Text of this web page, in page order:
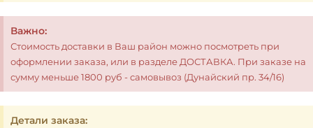
Важно:
Стоимость доставки в Ваш район можно посмотреть при
оформлении заказа, или в разделе ДОСТАВКА. При заказе на
сумму меньше 1800 руб - самовывоз (Дунайский пр. 34/16)
Детали заказа: